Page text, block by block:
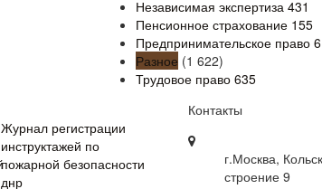
Независимая экспертиза 431
Пенсионное страхование 155
Предпринимательское право
Разное (1 622)
Трудовое право 635
Журнал регистрации
инструктажей по
пожарной безопасности
днр
Контакты
г.Москва,
строение 9